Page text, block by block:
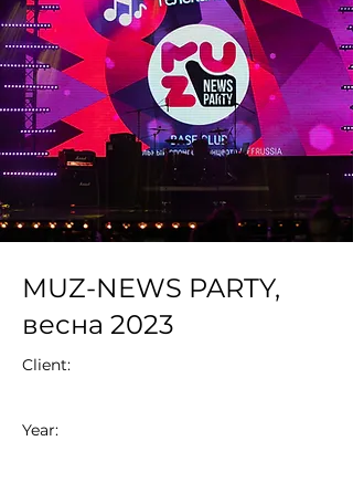
MUZ-NEWS PARTY,
весна 2023
Client:
Year: